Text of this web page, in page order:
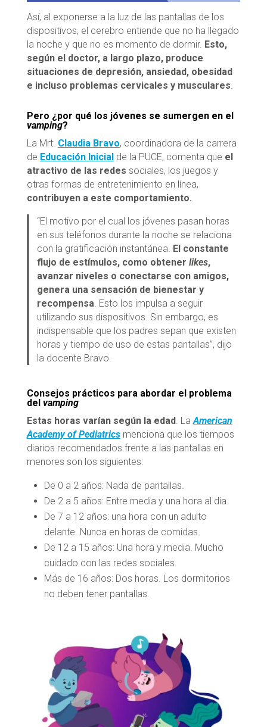
Así, al exponerse a la luz de las pantallas de los
dispositivos, el cerebro entiende que no ha llegado
la noche y que no es momento de dormir. Esto,
según el doctor, a largo plazo, produce
situaciones de depresión, ansiedad, obesidad
e incluso problemas cervicales y musculares
Pero ¿por qué los jóvenes se sumergen en el
vamping?
La Mrt. Claudia Bravo, coordinadora de la carrera
de Educación Inicialde la PUCE, comenta que el
atractivo de las redes sociales, los juegos y
otras formas de entretenimiento en línea,
contribuyen a este comportamiento.
“El motivo por el cual los jóvenes pasan horas
en sus teléfonos durante la noche se relaciona
con la gratificación instantánea. El constante
flujo de estímulos, como obtenerlikes,
avanzar niveles o conectarse con amigos,
genera una sensación de bienestar y
recompensa . Esto los impulsa a seguir
utilizando sus dispositivos. Sin embargo, es
indispensable que los padres sepan que existen
horas y tiempo de uso de estas pantallas”, dijo
la docente Bravo.
Consejos prácticos para abordar el problema
del vamping
Estas horas varían según la edad. LaAmerican
Academy of Pediatricsmenciona que los tiempos
diarios recomendados frente a las pantallas en
menores son los siguientes:
De 0 a 2 años: Nada de pantallas.
De 2 a 5 años: Entre media y una hora al día.
De 7 a 12 años: una hora con un adulto
delante. Nunca en horas de comidas.
De 12 a 15 años: Una hora y media. Mucho
cuidado con las redes sociales.
Más de 16 años: Dos horas. Los dormitorios
no deben tener pantallas.